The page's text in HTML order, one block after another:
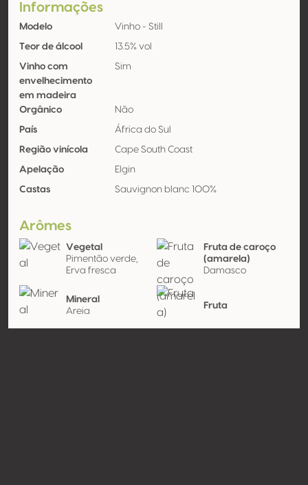
Informações
Modelo Vinho - Still
Teor de álcool 13.5% vol
Vinho com
envelhecimento
em madeira
Sim
Orgânico Não
País África do Sul
Região vinícola Cape South Coast
Apelação Elgin
Castas Sauvignon blanc 100%
Arômes
Vegetal
Pimentão verde,
Erva fresca
Fruta de caroço
(amarela)
Damasco
Mineral
Areia
Fruta